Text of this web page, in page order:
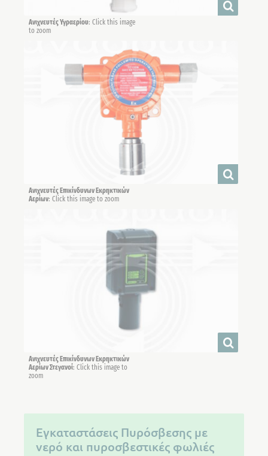
Ανιχνευτές Υγραερίου: Click this image
to zoom
Ανιχνευτές Επικίνδυνων Εκρηκτικών
Αερίων: Click this image to zoom
Ανιχνευτές Επικίνδυνων Εκρηκτικών
Αερίων Στεγανοί: Click this image to
zoom
Εγκαταστάσεις Πυρόσβεσης με
νερό και πυροσβεστικές φωλιές